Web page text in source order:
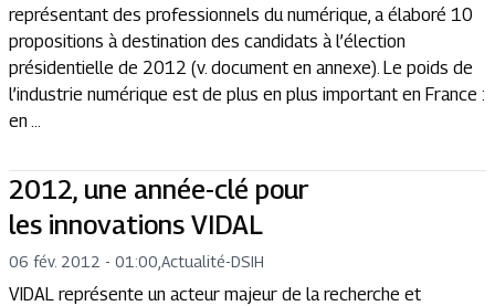
représentant des professionnels du numérique, a élaboré 10
propositions à destination des candidats à l’élection
présidentielle de 2012 (v. document en annexe). Le poids de
l’industrie numérique est de plus en plus important en France :
en ...
2012, une année-clé pour
les innovations VIDAL
06 fév. 2012 - 01:00 Actualité-DSIH
VIDAL représente un acteur majeur de la recherche et